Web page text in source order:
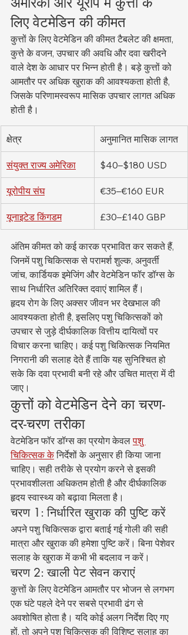
लिए वेटमेडिन की कीमत
कुत्तों के लिए वेटमेडिन की कीमत टैबलेट की क्षमता,
कुत्ते के वजन, उपचार की अवधि और दवा खरीदने
वाले देश के आधार पर भिन्न होती है। बड़े कुत्तों को
आमतौर पर अधिक खुराक की आवश्यकता होती है,
जिसके परिणामस्वरूप मासिक उपचार लागत अधिक
होती है।
क्षेत्र अनुमानित मासिक लागत
संयुक्त राज्य अमेरिका $40–$180 USD
यूरोपीय संघ €35–€160 EUR
यूनाइटेड किंगडम £30–£140 GBP
अंतिम कीमत को कई कारक प्रभावित कर सकते हैं,
जिनमें पशु चिकित्सक से परामर्श शुल्क, अनुवर्ती
जांच, कार्डियक इमेजिंग और वेटमेडिन फॉर डॉग्स के
साथ निर्धारित अतिरिक्त दवाएं शामिल हैं।
हृदय रोग के लिए अक्सर जीवन भर देखभाल की
आवश्यकता होती है, इसलिए पशु चिकित्सकों को
उपचार से जुड़े दीर्घकालिक वित्तीय दायित्वों पर
विचार करना चाहिए। कई पशु चिकित्सक नियमित
निगरानी की सलाह देते हैं ताकि यह सुनिश्चित हो
सके कि दवा प्रभावी बनी रहे और उचित मात्रा में दी
जाए।
कुत्तों को वेटमेडिन देने का चरण-
दर-चरण तरीका
वेटमेडिन फॉर डॉग्स का प्रयोग केवल पशु
चिकित्सक के निर्देशों के अनुसार ही किया जाना
चाहिए। सही तरीके से प्रयोग करने से इसकी
प्रभावशीलता अधिकतम होती है और दीर्घकालिक
हृदय स्वास्थ्य को बढ़ावा मिलता है।
चरण 1: निर्धारित खुराक की पुष्टि करें
अपने पशु चिकित्सक द्वारा बताई गई गोली की सही
मात्रा और खुराक की हमेशा पुष्टि करें। बिना पेशेवर
सलाह के खुराक में कभी भी बदलाव न करें।
चरण 2: खाली पेट सेवन कराएं
कुत्तों के लिए वेटमेडिन आमतौर पर भोजन से लगभग
एक घंटे पहले देने पर सबसे प्रभावी ढंग से
अवशोषित होता है। यदि कोई अलग निर्देश दिए गए
हों, तो अपने पशु चिकित्सक की विशिष्ट सलाह का